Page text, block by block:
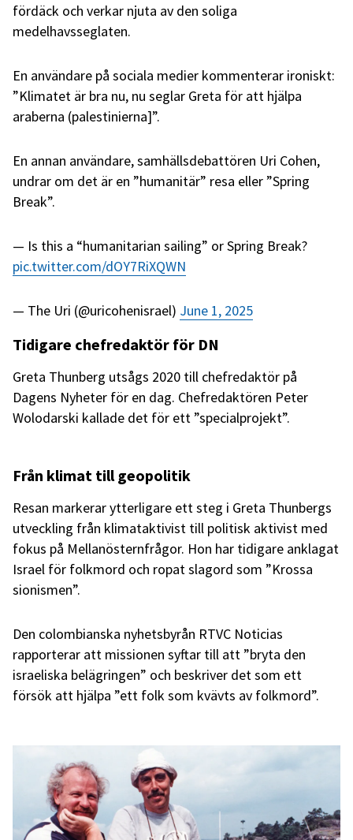
fördäck och verkar njuta av den soliga
medelhavsseglaten.
En användare på sociala medier kommenterar ironiskt:
”Klimatet är bra nu, nu seglar Greta för att hjälpa
araberna (palestinierna]”.
En annan användare, samhällsdebattören Uri Cohen,
undrar om det är en ”humanitär” resa eller ”Spring
Break”.
Is this a “humanitarian sailing” or Spring Break?
pic.twitter.com/dOY7RiXQWN
— The Uri (@uricohenisrael) June 1, 2025
Tidigare chefredaktör för DN
Greta Thunberg utsågs 2020 till chefredaktör på
Dagens Nyheter för en dag. Chefredaktören Peter
Wolodarski kallade det för ett ”specialprojekt”.
Från klimat till geopolitik
Resan markerar ytterligare ett steg i Greta Thunbergs
utveckling från klimataktivist till politisk aktivist med
fokus på Mellanösternfrågor. Hon har tidigare anklagat
Israel för folkmord och ropat slagord som ”Krossa
sionismen”.
Den colombianska nyhetsbyrån RTVC Noticias
rapporterar att missionen syftar till att ”bryta den
israeliska belägringen” och beskriver det som ett
försök att hjälpa ”ett folk som kvävts av folkmord”.